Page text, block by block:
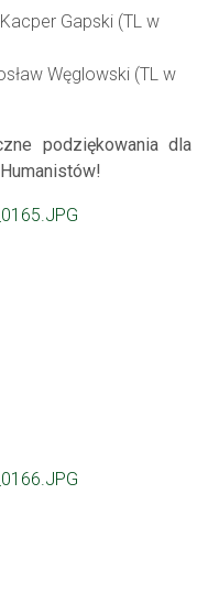
Gapski (TL w
Węglowski (TL w
podziękowania dla